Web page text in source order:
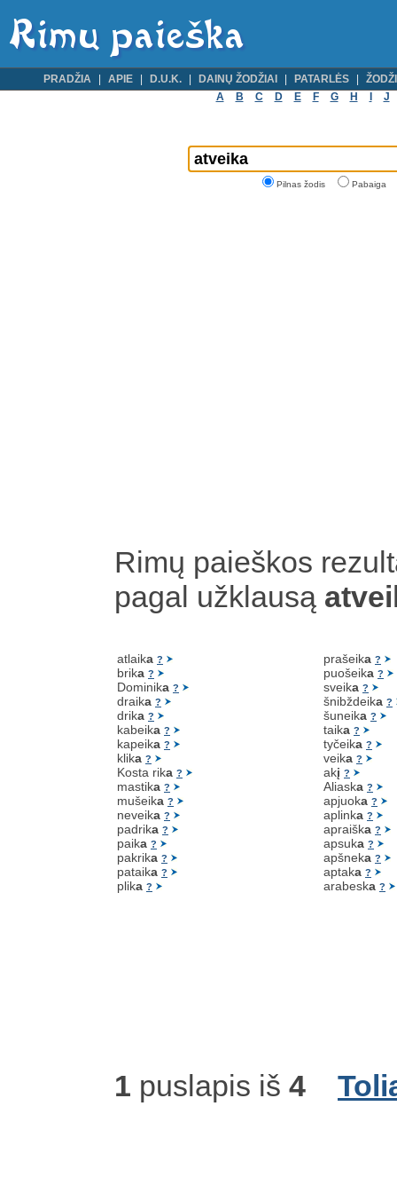
PRADŽIA APIE D.U.K. DAINŲ ŽODŽIAI PATARLĖS
A
B C D E F G H J
Pilnas žodis Pabaiga
Rimų paieškos
pagal užklausą
atlaika ?
brika ?
Dominika ?
draika ?
drika ?
kabeika ?
kapeika ?
klika ?
Kosta rika ?
mastika ?
mušeika ?
neveika ?
padrika ?
paika ?
pakrika ?
pataika ?
plika ?
prašeika ?
puošeika ?
sveika ?
šnibždeika ?
šuneika ?
taika ?
tyčeika ?
veika ?
akį ?
Aliaska ?
apjuoka ?
aplinka ?
apraiška ?
apsuka ?
apšneka ?
aptaka ?
arabeska ?
1 puslapis iš 4